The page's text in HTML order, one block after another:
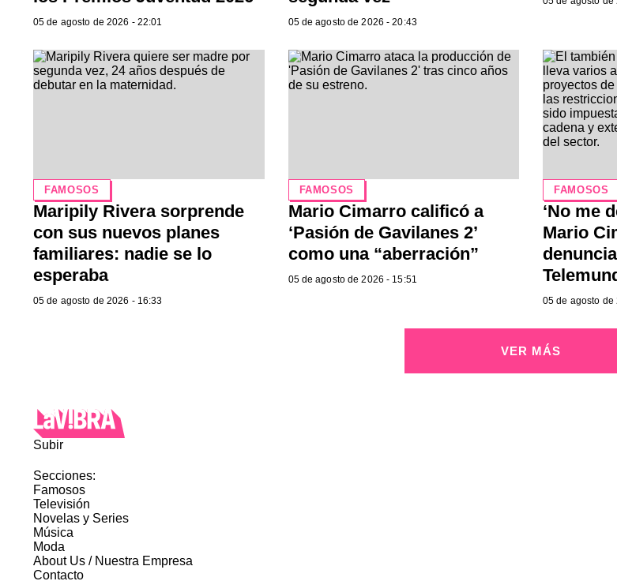
05 de agosto de 2026 - 22:01 05 de agosto de 2026 - 20:43
FAMOSOS
Maripily Rivera sorprende
con sus nuevos planes
familiares: nadie se lo
esperaba
05 de agosto de 2026 - 16:33
FAMOSOS
Mario Cimarro calificó a
‘Pasión de Gavilanes 2’
como una “aberración”
05 de agosto de 2026 - 15:51
FAMOSOS
‘No me
Mario
05 de agosto de
VER MÁS
Subir
Secciones:
Famosos
Televisión
Novelas y Series
Música
Moda
About Us / Nuestra Empresa
Contacto